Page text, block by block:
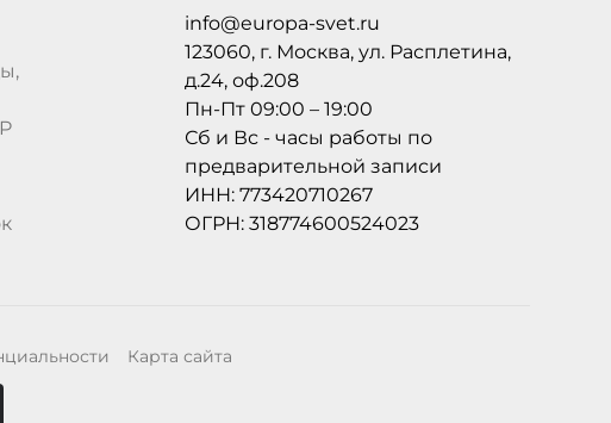
info@europa-svet.ru
123060, г. Москва, ул. Расплетина,
д.24, оф.208
Пн-Пт 09:00 – 19:00
Сб и Вс - часы работы по
предварительной записи
ИНН: 773420710267
ОГРН: 318774600524023
Карта сайта